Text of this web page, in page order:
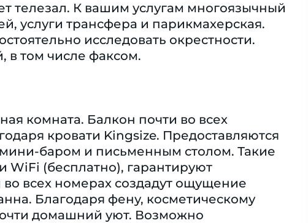
телезал. К вашим услугам многоязычный
услуги трансфера и парикмахерская.
исследовать окрестности.
в том числе факсом.
комната. Балкон почти во всех
кровати Kingsize. Предоставляются
мини-баром и письменным столом. Такие
WiFi (бесплатно), гарантируют
всех номерах создадут ощущение
Благодаря фену, косметическому
домашний уют. Возможно